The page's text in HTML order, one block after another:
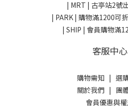
| MRT | 古亭站2號
| PARK | 購物滿1200可
| SHIP | 會員購物滿
客服中心
購物需知| 選
關於我們| 團
會員優惠與